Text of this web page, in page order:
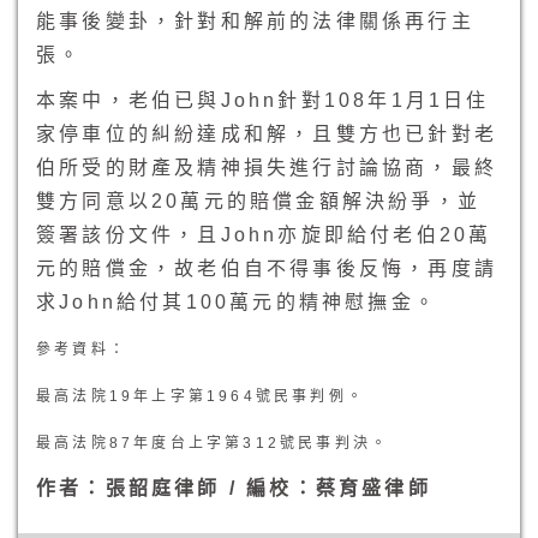
能事後變卦，針對和解前的法律關係再行主
張。
本案中，老伯已與John針對108年1月1日住
家停車位的糾紛達成和解，且雙方也已針對老
伯所受的財產及精神損失進行討論協商，最終
雙方同意以20萬元的賠償金額解決紛爭，並
簽署該份文件，且John亦旋即給付老伯20萬
元的賠償金，故老伯自不得事後反悔，再度請
求John給付其100萬元的精神慰撫金。
參考資料：
最高法院19年上字第1964號民事判例。
最高法院87年度台上字第312號民事判決。
作者：張韶庭律師 / 編校：蔡育盛律師